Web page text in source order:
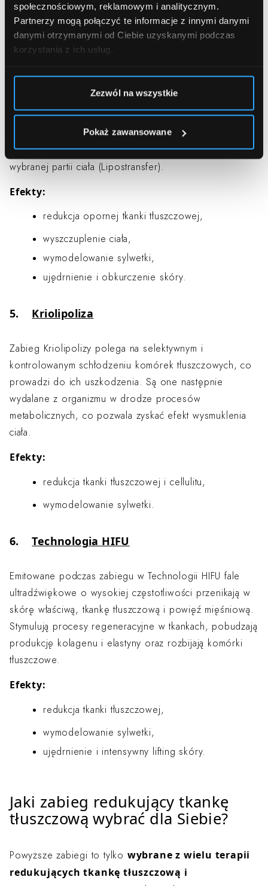
społecznościowym, reklamowym i analitycznym.
Partnerzy mogą połączyć te informacje z innymi danymi
danymi otrzymanymi od Ciebie uzyskanymi podczas
korzystania z ich usług.
Zezwól na wszystkie
Pokaż zawansowane
ujędrnienie skóry.
4.Liposukcja Ultradźwiękowa
Ultradźwiękowej zredukujesz oporną tkankę tłuszczową
na m.in. brzuchu, udach, kolanach, pośladkach czy
ramionach. To nie koniec – odessany tłuszcz może
zostać następnie wykorzystany do wymodelowania
wybranej partii ciała (Lipostransfer).
Efekty:
redukcja opornej tkanki tłuszczowej,
wyszczuplenie ciała,
wymodelowanie sylwetki,
ujędrnienie i obkurczenie skóry.
5. Kriolipoliza
Zabieg Kriolipolizy polega na selektywnym i
kontrolowanym schłodzeniu komórek tłuszczowych, co
prowadzi do ich uszkodzenia. Są one następnie
wydalane z organizmu w drodze procesów
metabolicznych, co pozwala zyskać efekt wysmuklenia
ciała.
Efekty:
redukcja tkanki tłuszczowej i cellulitu,
wymodelowanie sylwetki.
6.Technologia HIFU
Emitowane podczas zabiegu w Technologii HIFU fale
ultradźwiękowe o wysokiej częstotliwości przenikają w
skórę właściwą, tkankę tłuszczową i powięź mięśniową.
Stymulują procesy regeneracyjne w tkankach, pobudzają
produkcję kolagenu i elastyny oraz rozbijają komórki
tłuszczowe.
Efekty:
redukcja tkanki tłuszczowej,
wymodelowanie sylwetki,
ujędrnienie i intensywny lifting skóry.
Jaki zabieg redukujący tkankę
tłuszczową wybrać dla Siebie?
Powyższe zabiegi to tylko wybrane z wielu terapii
redukujących tkankę tłuszczową i